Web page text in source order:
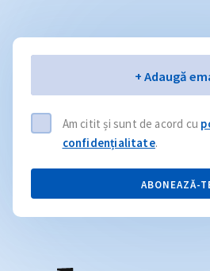
+ Adaugă
Am citit și sunt de acord cu
confidențialitate.
ABONEAZĂ-